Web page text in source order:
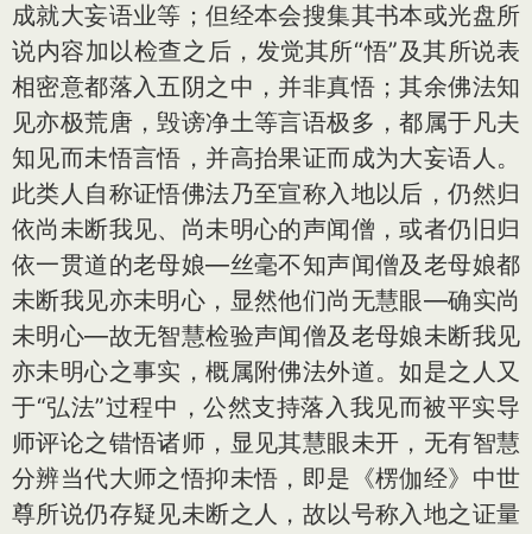
成就大妄语业等；但经本会搜集其书本或光盘所
说内容加以检查之后，发觉其所“悟”及其所说表
相密意都落入五阴之中，并非真悟；其余佛法知
见亦极荒唐，毁谤净土等言语极多，都属于凡夫
知见而未悟言悟，并高抬果证而成为大妄语人。
此类人自称证悟佛法乃至宣称入地以后，仍然归
依尚未断我见、尚未明心的声闻僧，或者仍旧归
依一贯道的老母娘—丝毫不知声闻僧及老母娘都
未断我见亦未明心，显然他们尚无慧眼—确实尚
未明心—故无智慧检验声闻僧及老母娘未断我见
亦未明心之事实，概属附佛法外道。如是之人又
于“弘法”过程中，公然支持落入我见而被平实导
师评论之错悟诸师，显见其慧眼未开，无有智慧
分辨当代大师之悟抑未悟，即是《楞伽经》中世
尊所说仍存疑见未断之人，故以号称入地之证量